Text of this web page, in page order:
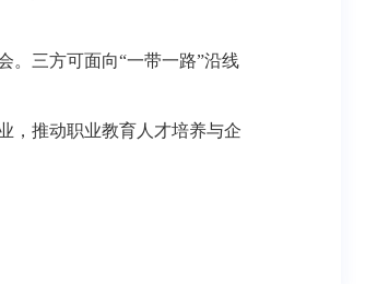
。三方可面向“一带一路”沿线
，推动职业教育人才培养与企